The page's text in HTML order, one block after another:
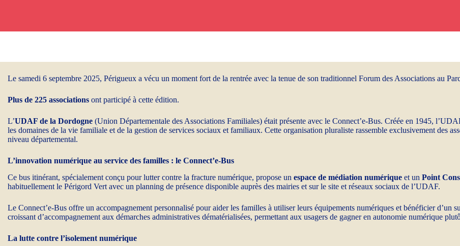
Le samedi 6 septembre 2025, Périgueux a vécu un moment fort de la rentrée avec la tenue de son traditionnel Forum des Associations au
Plus de 225 associations ont participé à cette édition.
L’UDAF de la Dordogne (Union Départementale des Associations Familiales) était présente avec le Connect’e-Bus. Créée en 1945,
les domaines de la vie familiale et de la gestion de services sociaux et familiaux. Cette organisation pluraliste rassemble exclusivement des
niveau départemental.
L’innovation numérique au service des familles : le Connect’e-Bus
Ce bus itinérant, spécialement conçu pour lutter contre la fracture numérique, propose un espace de médiation numérique et un Point
habituellement le Périgord Vert avec un planning de présence disponible auprès des mairies et sur le site et réseaux sociaux de l’UDAF.
Le Connect’e-Bus offre un accompagnement personnalisé pour aider les familles à utiliser leurs équipements numériques et bénéficier d’un
croissant d’accompagnement aux démarches administratives dématérialisées, permettant aux usagers de gagner en autonomie numérique
La lutte contre l’isolement numérique